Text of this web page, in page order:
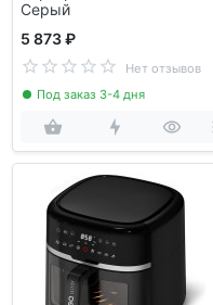
Серый
5 873 ₽
Нет отзывов
Под заказ 3-4 дня